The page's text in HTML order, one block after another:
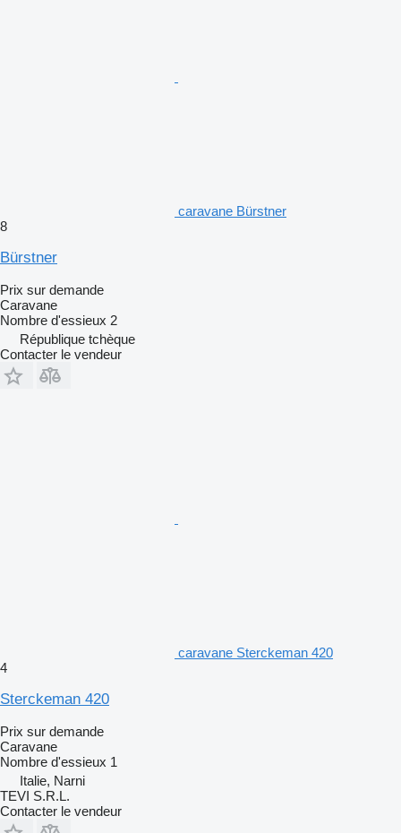
caravane Bürstner
8
Bürstner
Prix sur demande
Caravane
Nombre d'essieux 2
République tchèque
Contacter le vendeur
caravane Sterckeman 420
4
Sterckeman 420
Prix sur demande
Caravane
Nombre d'essieux 1
Italie, Narni
TEVI S.R.L.
Contacter le vendeur